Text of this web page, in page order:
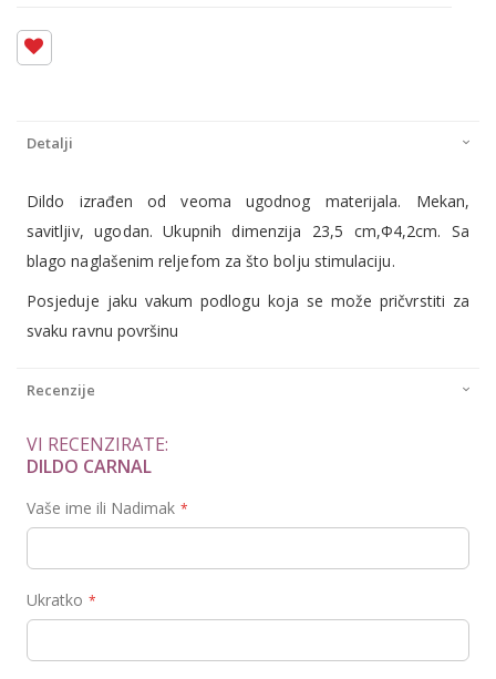
Detalji
Dildo izrađen od veoma ugodnog materijala. Mekan,
savitljiv, ugodan. Ukupnih dimenzija 23,5 cm,Φ4,2cm. Sa
blago naglašenim reljefom za što bolju stimulaciju.
Posjeduje jaku vakum podlogu koja se može pričvrstiti za
svaku ravnu površinu
Recenzije
VI RECENZIRATE:
DILDO CARNAL
Vaše ime ili Nadimak
Ukratko